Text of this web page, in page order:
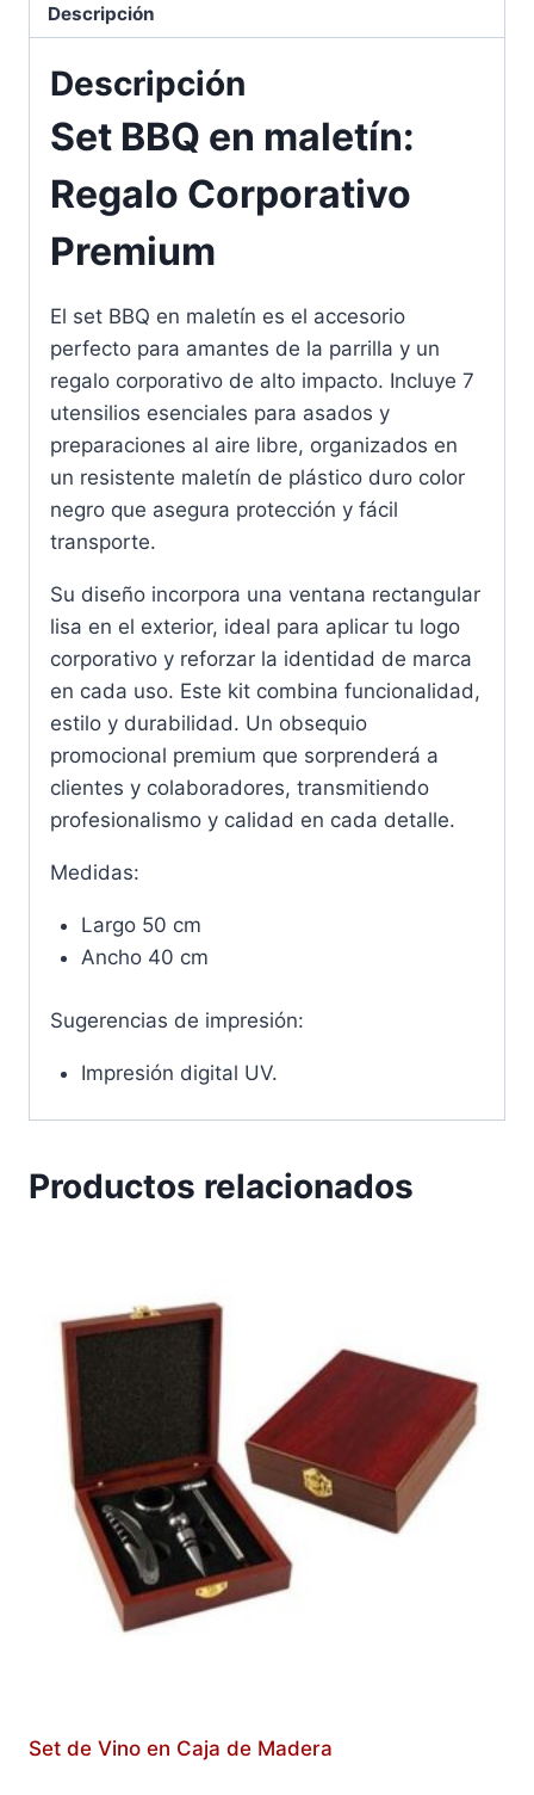
Descripción
Descripción
Set BBQ en maletín:
Regalo Corporativo
Premium
El set BBQ en maletín es el accesorio
perfecto para amantes de la parrilla y un
regalo corporativo de alto impacto. Incluye 7
utensilios esenciales para asados y
preparaciones al aire libre, organizados en
un resistente maletín de plástico duro color
negro que asegura protección y fácil
transporte.
Su diseño incorpora una ventana rectangular
lisa en el exterior, ideal para aplicar tu logo
corporativo y reforzar la identidad de marca
en cada uso. Este kit combina funcionalidad,
estilo y durabilidad. Un obsequio
promocional premium que sorprenderá a
clientes y colaboradores, transmitiendo
profesionalismo y calidad en cada detalle.
Medidas:
Largo 50 cm
Ancho 40 cm
Sugerencias de impresión:
Impresión digital UV.
Productos relacionados
Set de Vino en Caja de Madera